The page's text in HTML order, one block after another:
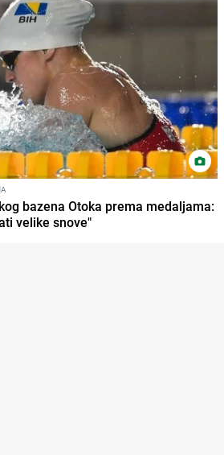
bazena Otoka prema medaljama:
velike snove"